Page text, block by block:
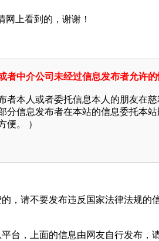
网上看到的，谢谢！
者中介公司未经过信息发布者允许
者本人或者委托信息本人的朋友在
分信息发布者在本站的信息委托本
便。 ）
，请不要发布违反国家法律法规
台，上面的信息由网友自行发布